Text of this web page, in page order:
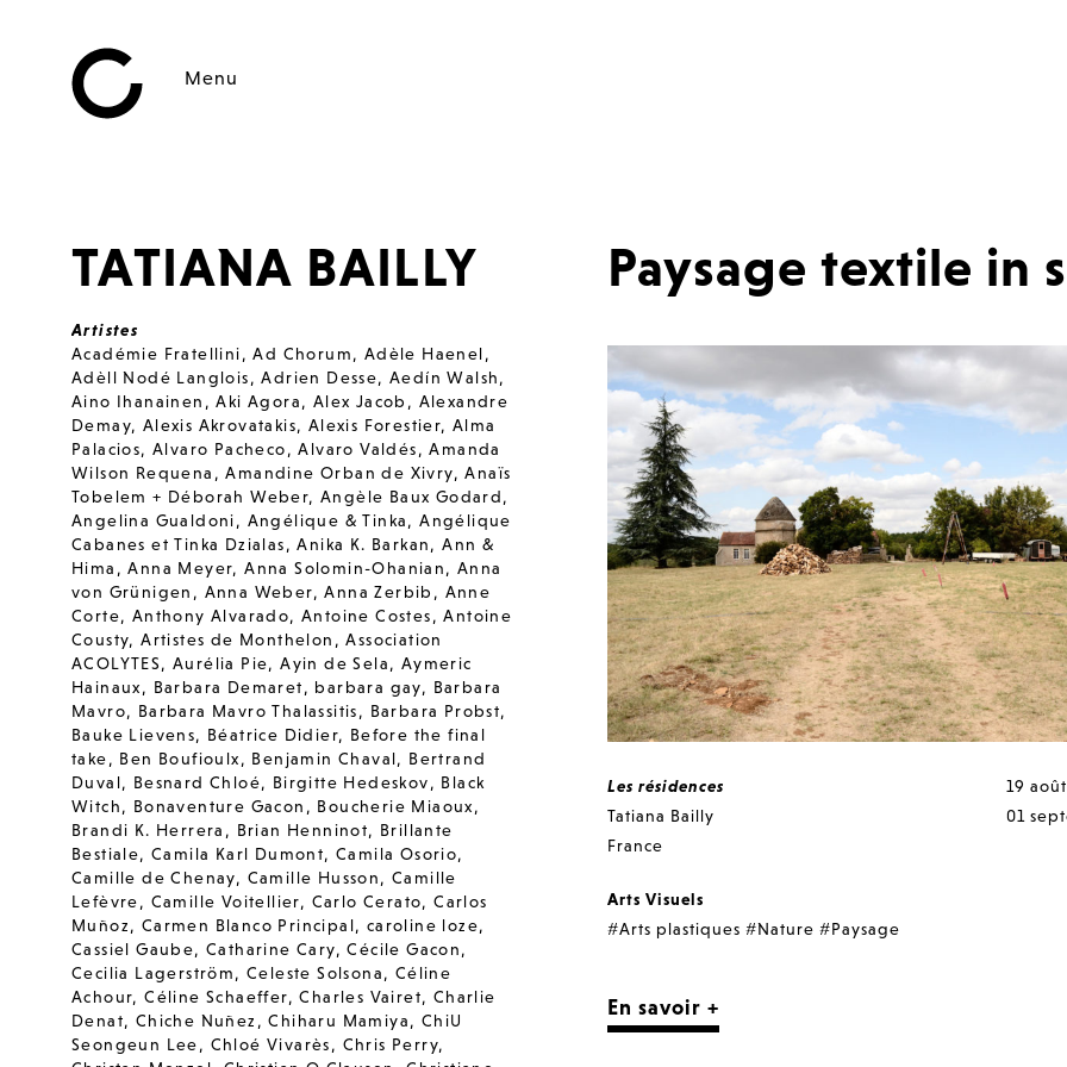
Menu
TATIANA BAILLY
Artistes
Académie Fratellini,Ad Chorum, Adèle Haenel,
Adèll Nodé Langlois,Adrien Desse,Aedín Walsh,
Aino Ihanainen ,Aki Agora, Alex Jacob , Alexandre
Demay, Alexis Akrovatakis, Alexis Forestier,Alma
Palacios,Alvaro Pacheco,Alvaro Valdés,Amanda
Wilson Requena ,Amandine Orban de Xivry,Anaïs
Tobelem + Déborah Weber,Angèle Baux Godard,
Angelina Gualdoni, Angélique & Tinka,Angélique
Cabanes et Tinka Dzialas,Anika K. Barkan,Ann &
Hima ,Anna Meyer,Anna Solomin-Ohanian,Anna
von Grünigen , Anna Weber,Anna Zerbib , Anne
Corte, Anthony Alvarado,Antoine Costes,Antoine
Cousty,Artistes de Monthelon ,Association
ACOLYTES,Aurélia Pie,Ayin de Sela, Aymeric
Hainaux, Barbara Demaret, barbara gay, Barbara
Mavro, Barbara Mavro Thalassitis, Barbara Probst,
Bauke Lievens, Béatrice Didier, Before the final
take, Ben Boufioulx, Benjamin Chaval, Bertrand
Duval, Besnard Chloé, Birgitte Hedeskov, Black
Witch, Bonaventure Gacon , Boucherie Miaoux,
Brandi K. Herrera , Brian Henninot, Brillante
Bestiale,Camila Karl Dumont,Camila Osorio,
Camille de Chenay, Camille Husson,Camille
Lefèvre, Camille Voitellier, Carlo Cerato,Carlos
Muñoz, Carmen Blanco Principal, caroline loze,
Cassiel Gaube,Catharine Cary,Cécile Gacon,
Cecilia Lagerström,Celeste Solsona, Céline
Achour,Céline Schaeffer,Charles Vairet, Charlie
Denat, Chiche Nuñez ,Chiharu Mamiya, ChiU
Seongeun Lee, Chloé Vivarès, Chris Perry,
Paysage textile in
Les résidences
Tatiana Bailly
France
Arts Visuels
#Arts plastiques #Nature #Paysage
19
01
En savoir +